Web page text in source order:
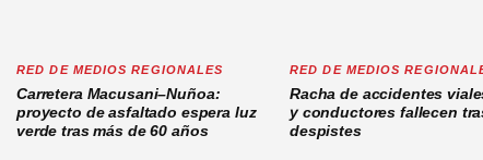
RED DE MEDIOS REGIONALES
Carretera Macusani–Nuñoa:
proyecto de asfaltado espera luz
verde tras más de 60 años
RED DE MEDIOS
Racha de accidentes
y conductores fallecen
despistes